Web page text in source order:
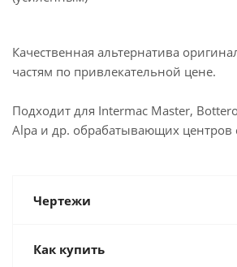
Качественная альтернатива
частям по привлекательной цене.
Подходит для Intermac Master,
Alpa и др. обрабатывающих центров
Чертежи
Как купить